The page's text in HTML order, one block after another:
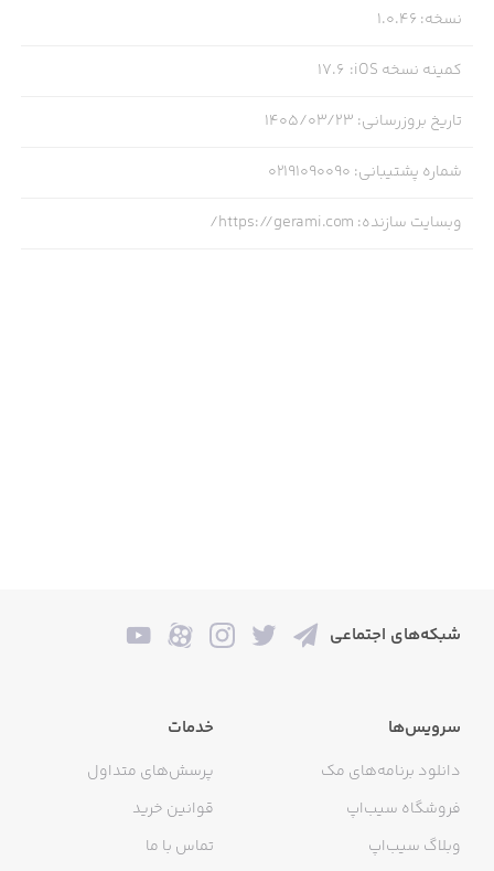
سوالات و مشکلاتت را سریع پاسخ دهد.
‏• کسانی که می‌خواهند سرمایه‌گذاری قابل کنترل و شفاف
نسخه:
1.0.46
کمینه نسخه iOS :
17.6
تاریخ بروزرسانی: ۱۴۰۵/۰۳/۲۳
شماره پشتیبانی:
02191090090
وبسایت سازنده:
https://gerami.com/
شبکه‌های اجتماعی
سرویس‌ها
دانلود برنامه‌های مک
فروشگاه سیب‌اپ
وبلاگ سیب‌اپ
خدمات
پرسش‌های متداول
قوانین خرید
تماس با ما